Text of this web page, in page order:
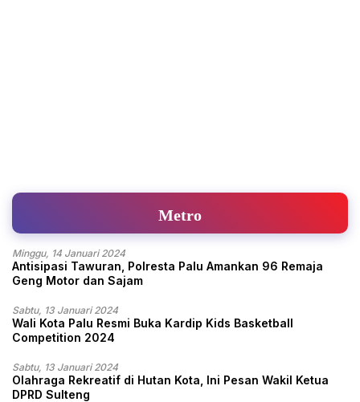
Metro
Minggu, 14 Januari 2024
Antisipasi Tawuran, Polresta Palu Amankan 96 Remaja
Geng Motor dan Sajam
Sabtu, 13 Januari 2024
Wali Kota Palu Resmi Buka Kardip Kids Basketball
Competition 2024
Sabtu, 13 Januari 2024
Olahraga Rekreatif di Hutan Kota, Ini Pesan Wakil Ketua
DPRD Sulteng